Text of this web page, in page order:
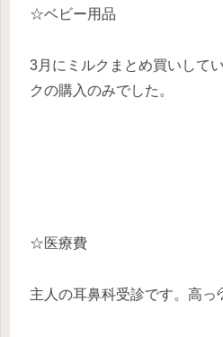
☆ベビー用品
3月にミルクまとめ買いして
クの購入のみでした。
☆医療費
主人の耳鼻科受診です。高っ